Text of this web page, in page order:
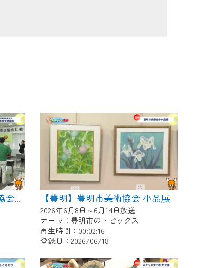
【豊明】豊明市危険物安全協会 令和８年度定期総会
【豊明】豊明市美術協会 小品展
2026年6月8日～6月14日放送
テーマ：豊明市のトピックス
再生時間：00:02:16
登録日：2026/06/18